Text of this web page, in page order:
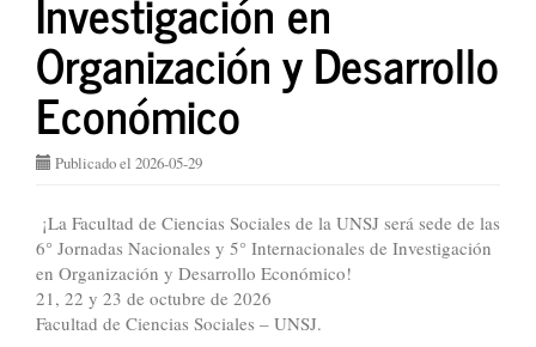
Organización y Desarrollo
Económico
Publicado el 2026-05-29
¡La Facultad de Ciencias Sociales de la UNSJ será sede de las
6° Jornadas Nacionales y 5° Internacionales de Investigación
en Organización y Desarrollo Económico!
21, 22 y 23 de octubre de 2026
Facultad de Ciencias Sociales – UNSJ.